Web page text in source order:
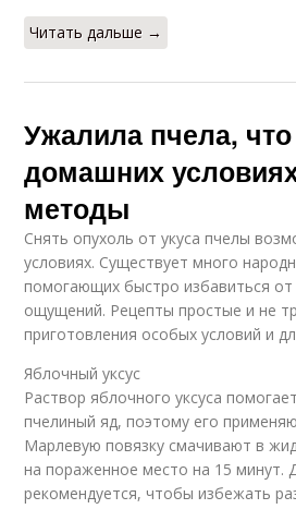
Читать дальше →
Ужалила пчела,
домашних
методы
Снять опухоль от укуса пчелы
условиях. Существует много
помогающих быстро избавиться от
ощущений. Рецепты простые и не
приготовления особых условий и
Яблочный уксус
Раствор яблочного уксуса
пчелиный яд, поэтому его
Марлевую повязку смачивают в
на пораженное место на 15 минут.
рекомендуется, чтобы избежать